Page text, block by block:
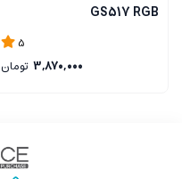
GS517 RGB
5
3,870,000 تومان